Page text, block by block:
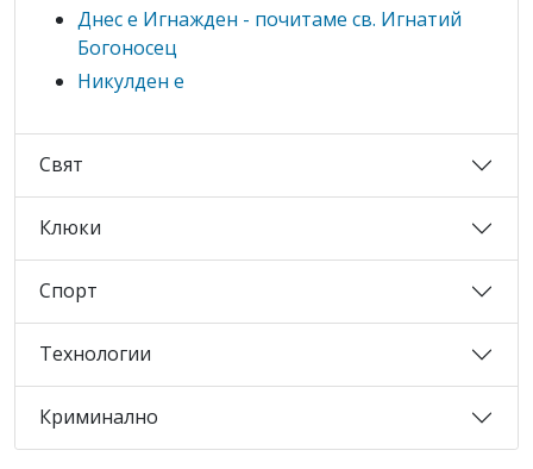
Днес е Игнажден - почитаме св. Игнатий
Богоносец
Никулден е
Свят
Клюки
Спорт
Технологии
Криминално